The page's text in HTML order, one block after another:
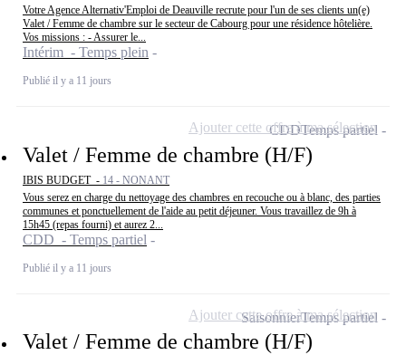
Votre Agence Alternativ'Emploi de Deauville recrute pour l'un de ses clients un(e)
Valet / Femme de chambre sur le secteur de Cabourg pour une résidence hôtelière.
Vos missions : - Assurer le...
Intérim - Temps plein
Publié il y a 11 jours
Valet / Femme de chambre (H/F)
IBIS BUDGET - 14 - NONANT
Vous serez en charge du nettoyage des chambres en recouche ou à blanc, des parties
communes et ponctuellement de l'aide au petit déjeuner. Vous travaillez de 9h à
15h45 (repas fourni) et aurez 2...
CDD - Temps partiel
Publié il y a 11 jours
CDDTemps partiel
Ajouter cette offre à ma sélection
Valet / Femme de chambre (H/F)
SaisonnierTemps partiel
Ajouter cette offre à ma sélection